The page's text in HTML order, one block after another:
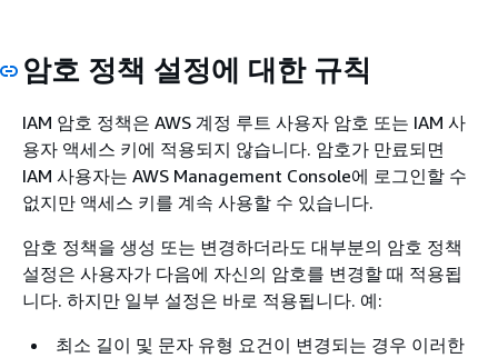
암호 정책 설정에 대한 규칙
IAM 암호 정책은 AWS 계정 루트 사용자 암호 또는 IAM 사
용자 액세스 키에 적용되지 않습니다. 암호가 만료되면
IAM 사용자는 AWS Management Console에 로그인할 수
없지만 액세스 키를 계속 사용할 수 있습니다.
암호 정책을 생성 또는 변경하더라도 대부분의 암호 정책
설정은 사용자가 다음에 자신의 암호를 변경할 때 적용됩
니다. 하지만 일부 설정은 바로 적용됩니다. 예:
최소 길이 및 문자 유형 요건이 변경되는 경우 이러한